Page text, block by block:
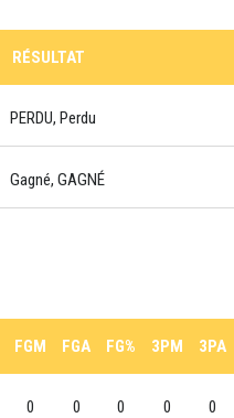
RÉSULTAT
PERDU, Perdu
Gagné, GAGNÉ
FGM FGA FG% 3PM 3PA
0 0 0 0 0